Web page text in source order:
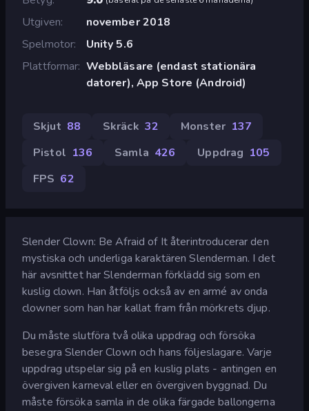
Utgiven
november 2018
Spelmotor
Unity 5.6
Plattformar Webbläsare (endast stationära
datorer), App Store (Android)
Skjut 88 Skräck 32 Monster 137
Pistol 136 Samla 426 Uppdrag 105
FPS 62
Slender Clown: Be Afraid of It återintroducerar den
mystiska och underliga karaktären Slenderman. I det
här avsnittet har Slenderman förklädd sig som en
kuslig clown. Han åtföljs också av en armé av onda
clowner som han har kallat fram från mörkrets djup.
Du måste slutföra två olika uppdrag och försöka
besegra Slender Clown och hans följeslagare. Varje
uppdrag utspelar sig på en kuslig plats - antingen en
övergiven karneval eller en övergiven byggnad. Du
måste försöka samla in de olika färgade ballongerna